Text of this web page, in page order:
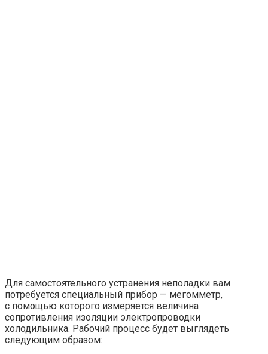
Для самостоятельного устранения неполадки вам
потребуется специальный прибор — мегомметр,
с помощью которого измеряется величина
сопротивления изоляции электропроводки
холодильника. Рабочий процесс будет выглядеть
следующим образом: